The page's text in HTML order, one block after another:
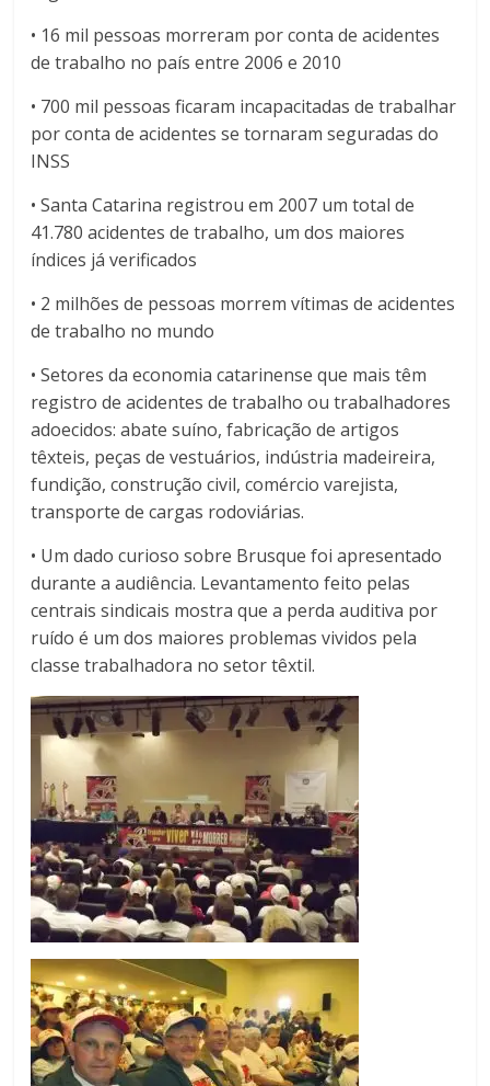
• 16 mil pessoas morreram por conta de acidentes
de trabalho no país entre 2006 e 2010
• 700 mil pessoas ficaram incapacitadas de trabalhar
por conta de acidentes se tornaram seguradas do
INSS
• Santa Catarina registrou em 2007 um total de
41.780 acidentes de trabalho, um dos maiores
índices já verificados
• 2 milhões de pessoas morrem vítimas de acidentes
de trabalho no mundo
• Setores da economia catarinense que mais têm
registro de acidentes de trabalho ou trabalhadores
adoecidos: abate suíno, fabricação de artigos
têxteis, peças de vestuários, indústria madeireira,
fundição, construção civil, comércio varejista,
transporte de cargas rodoviárias.
• Um dado curioso sobre Brusque foi apresentado
durante a audiência. Levantamento feito pelas
centrais sindicais mostra que a perda auditiva por
ruído é um dos maiores problemas vividos pela
classe trabalhadora no setor têxtil.